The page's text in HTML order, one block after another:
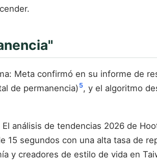
Meta confirmó en su informe de
de permanencia) 5, y el algoritmo
análisis de tendencias 2026 de
15 segundos con una alta tasa de
y creadores de estilo de vida en